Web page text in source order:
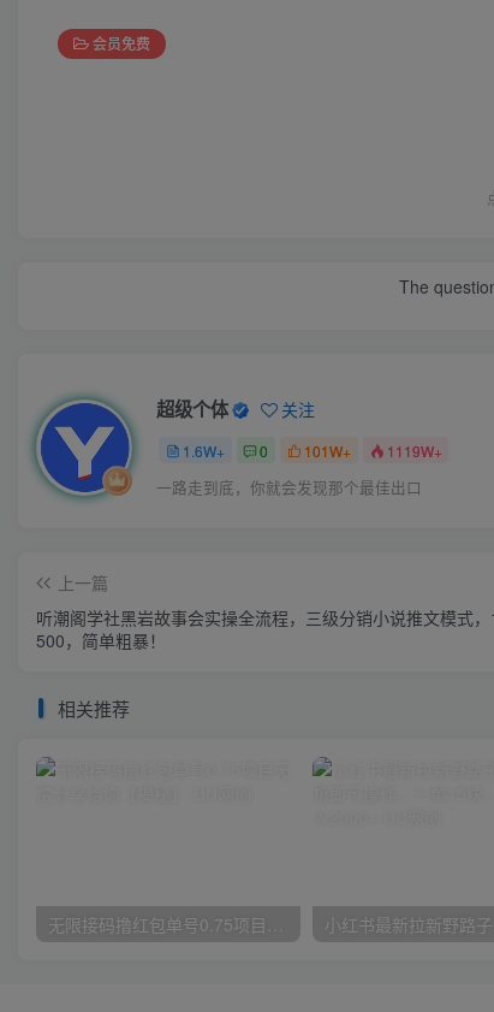
会员免费
The
超级个体 关注
1.6W+ 0 101W+ 1119W+
一路走到底，你就会发现那个最佳出口
上一篇
听潮阁学社黑岩故事会实操全流程，三级分销小说推文模式
500，简单粗暴！
相关推荐
无限接码撸红包单号0.75项目无偿分享给你【揭秘】